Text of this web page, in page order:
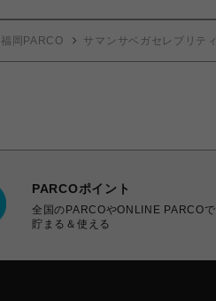
福岡PARCO サマンサベガセレブリティ
PARCOポイント
全国のPARCOやONLINE PARCOで
貯まる＆使える